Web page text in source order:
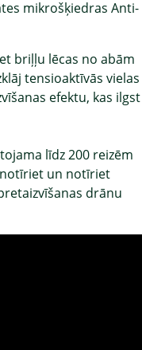
mikrošķiedras Anti-
briļļu lēcas no abām
tensioaktīvās vielas
efektu, kas ilgst
līdz 200 reizēm
un notīriet
drānu